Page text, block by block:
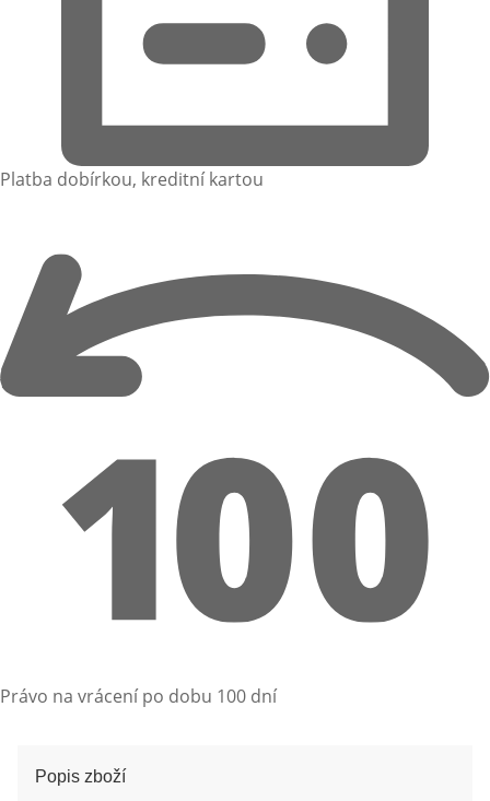
Platba dobírkou, kreditní kartou
Právo na vrácení po dobu 100 dní
Popis zboží